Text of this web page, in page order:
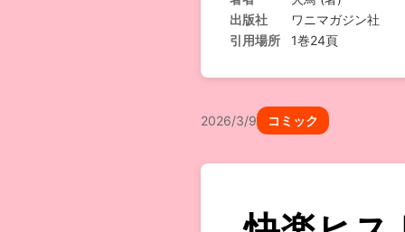
出版社
ワニマガジン社
引用場所
1巻24頁
2026/3/9 コミック